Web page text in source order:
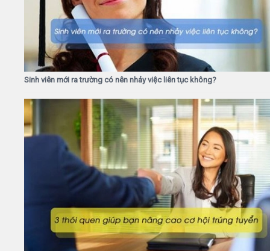
Sinh viên mới ra trường có nên nhảy việc liên tục không?